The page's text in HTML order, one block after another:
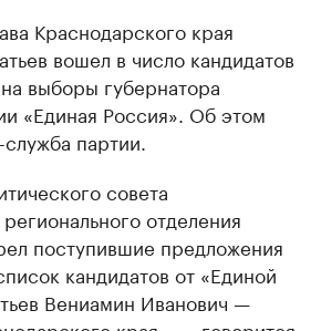
Краснодарского края
вошел в число кандидатов
выборы губернатора
«Единая Россия». Об этом
партии.
совета
отделения
поступившие предложения
кандидатов от «Единой
Вениамин Иванович —